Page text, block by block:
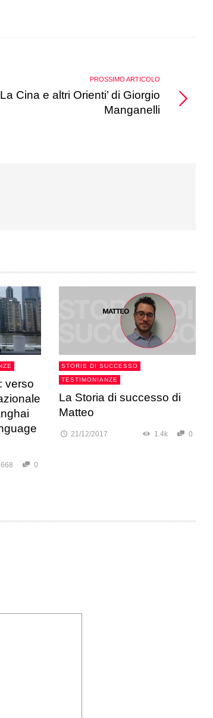
PROSSIMO ARTICOLO
Cina e altri Orienti’ di Giorgio
Manganelli
verso
668 0
STORIE DI SUCCESSO
TESTIMONIANZE
La Storia di successo di
Matteo
21/12/2017 1.4k 0